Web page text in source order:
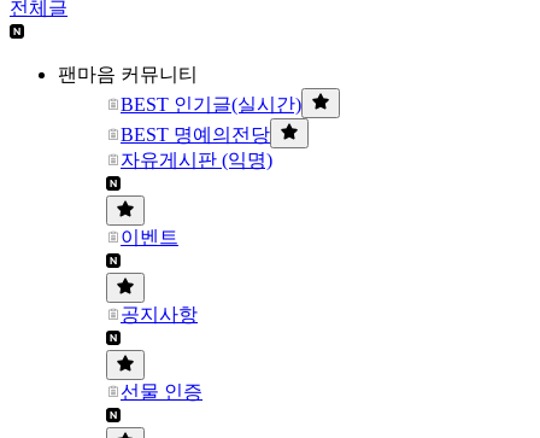
전체글
팬마음 커뮤니티
BEST 인기글(실시간)
BEST 명예의전당
자유게시판 (익명)
이벤트
공지사항
선물 인증